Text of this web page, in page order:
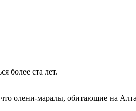
более ста лет.
олени-маралы, обитающие на